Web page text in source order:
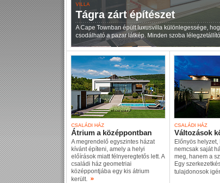
VILLA
Tágra zárt építészet
A Cape Townban épült luxusvilla különlegessége,
csodálható a pazar látkép. Minden szoba
CSALÁDI HÁZ
Átrium a középpontban
A megrendelő egyszintes házat
kívánt építeni, amely a helyi
előírások miatt félnyeregtetős lett. A
családi ház geometriai
középpontjába egy kis átrium
került. »
CSALÁDI HÁZ
Változások
Előnyös
nemcsak saját
meg, hanem a
Egy
tulajdonosok